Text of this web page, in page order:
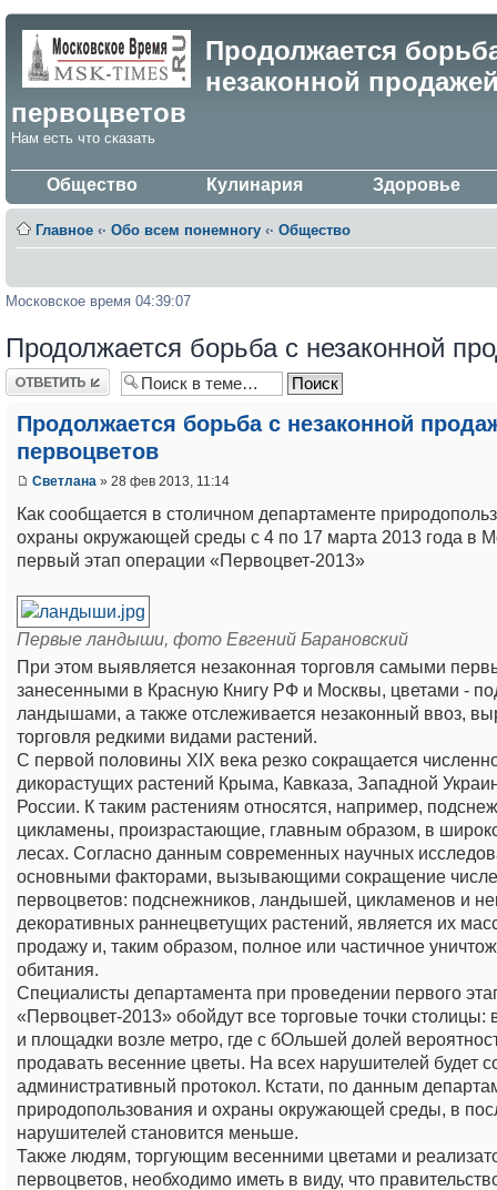
Продолжается
незаконной
первоцветов
Нам есть что сказать
Общество Кулинария Здоровье
Главное ‹· Обо всем понемногу ‹· Общество
Московское время 04:39:07
Продолжается борьба с незаконной
Ответить
Продолжается борьба с незаконной
первоцветов
Светлана » 28 фев 2013, 11:14
Как сообщается в столичном департаменте
охраны окружающей среды с 4 по 17 марта 2013 года в
первый этап операции «Первоцвет-2013»
Первые ландыши, фото Евгений Барановский
При этом выявляется незаконная торговля самыми
занесенными в Красную Книгу РФ и Москвы, цветами -
ландышами, а также отслеживается незаконный ввоз,
торговля редкими видами растений.
С первой половины ХIХ века резко сокращается
дикорастущих растений Крыма, Кавказа, Западной
России. К таким растениям относятся, например,
цикламены, произрастающие, главным образом, в
лесах. Согласно данным современных научных
основными факторами, вызывающими сокращение
первоцветов: подснежников, ландышей, цикламенов и
декоративных раннецветущих растений, является их
продажу и, таким образом, полное или частичное
обитания.
Специалисты департамента при проведении первого
«Первоцвет-2013» обойдут все торговые точки столицы:
и площадки возле метро, где с бОльшей долей
продавать весенние цветы. На всех нарушителей будет
административный протокол. Кстати, по данным
природопользования и охраны окружающей среды, в
нарушителей становится меньше.
Также людям, торгующим весенними цветами и
первоцветов, необходимо иметь в виду, что